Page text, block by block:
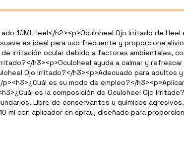
10Ml Heel</h2><p>Oculoheel Ojo Irritado de
es ideal para uso frecuente y proporciona
irritación ocular debido a factores ambientales,
</h3><p>Oculoheel ayuda a calmar y
Ojo Irritado?</h3><p>Adecuado para adultos
p><h3>¿Cuál es su modo de empleo?</h3><p>
h3>¿Cuál es la composición de Oculoheel Ojo Irritado?
Libre de conservantes y químicos agresivos.
ml con aplicador en spray, diseñado para